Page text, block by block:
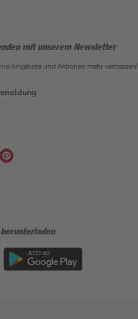
mit unserem Newsletter
Angebote und Aktionen mehr verpassen!